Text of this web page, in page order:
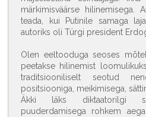
märkimisväärse
teada, kui Putinile samaga
autoriks oli Türgi president
Olen eeltooduga seoses
peetakse hilinemist
traditsiooniliselt seotud
positsiooniga, meikimisega,
Äkki läks diktaatorilgi
puuderdamisega rohkem